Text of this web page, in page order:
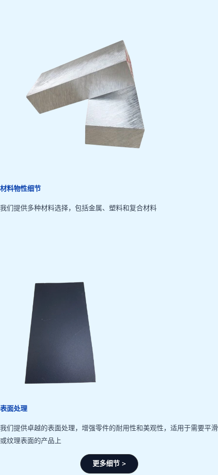
材料物性细节
我们提供多种材料选择，包括金属、塑料和复合材料
表面处理
我们提供卓越的表面处理，增强零件的耐用性和美观性，适用于需要平滑
或纹理表面的产品上
更多细节 >